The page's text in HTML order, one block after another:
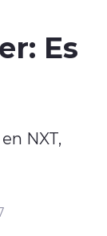
Es
NXT,